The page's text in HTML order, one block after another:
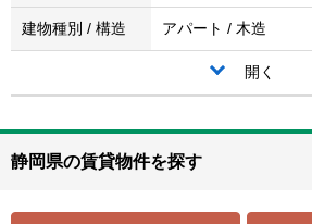
建物種別 / 構造 アパート / 木造
開く
静岡県の賃貸物件を探す